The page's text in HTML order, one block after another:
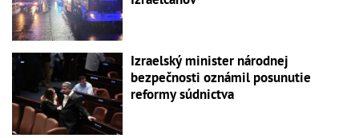
Izraelský minister národnej
bezpečnosti oznámil posunutie
reformy súdnictva